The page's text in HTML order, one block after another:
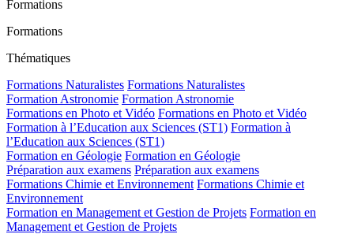
Formations
Formations
Thématiques
Formations Naturalistes Formations Naturalistes
Formation Astronomie Formation Astronomie
Formations en Photo et Vidéo Formations en Photo et Vidéo
Formation à l’Education aux Sciences (ST1) Formation à
l’Education aux Sciences (ST1)
Formation en Géologie Formation en Géologie
Préparation aux examens Préparation aux examens
Formations Chimie et Environnement Formations Chimie et
Environnement
Formation en Management et Gestion de Projets Formation en
Management et Gestion de Projets